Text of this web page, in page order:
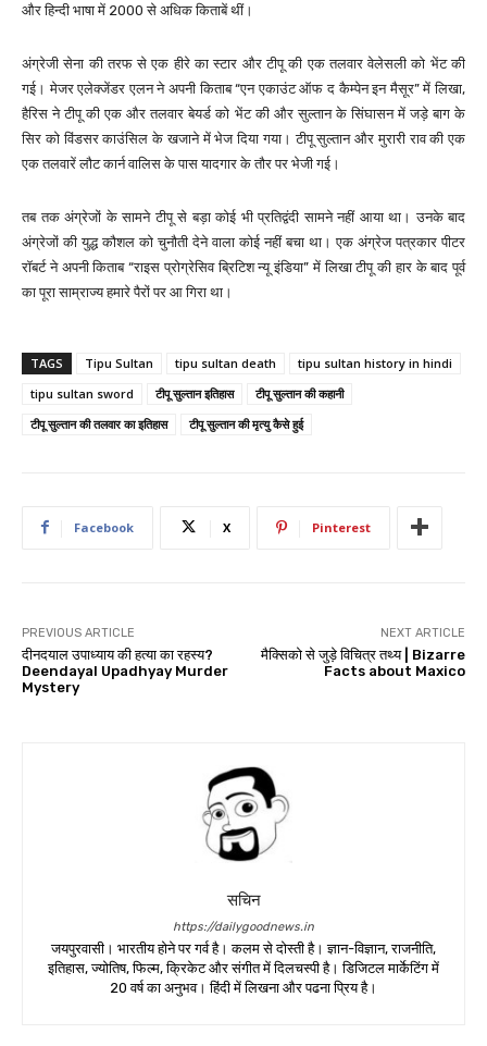
और हिन्दी भाषा में 2000 से अधिक किताबें थीं।
अंग्रेजी सेना की तरफ से एक हीरे का स्टार और टीपू की एक तलवार वेलेसली को भेंट की
गई। मेजर एलेक्जेंडर एलन ने अपनी किताब “एन एकाउंट ऑफ द कैम्पेन इन मैसूर” में लिखा,
हैरिस ने टीपू की एक और तलवार बेयर्ड को भेंट की और सुल्तान के सिंघासन में जड़े बाग के
सिर को विंडसर काउंसिल के खजाने में भेज दिया गया। टीपू सुल्तान और मुरारी राव की एक
एक तलवारें लौट कार्न वालिस के पास यादगार के तौर पर भेजी गई।
तब तक अंग्रेजों के सामने टीपू से बड़ा कोई भी प्रतिद्वंदी सामने नहीं आया था। उनके बाद
अंग्रेजों की युद्ध कौशल को चुनौती देने वाला कोई नहीं बचा था। एक अंग्रेज पत्रकार पीटर
रॉबर्ट ने अपनी किताब “राइस प्रोग्रेसिव ब्रिटिश न्यू इंडिया” में लिखा टीपू की हार के बाद पूर्व
का पूरा साम्राज्य हमारे पैरों पर आ गिरा था।
TAGS Tipu Sultan tipu sultan death
tipu sultan history in hindi
tipu sultan sword
टीपू सुल्तान इतिहास
टीपू सुल्तान की कहानी
टीपू सुल्तान की तलवार का इतिहास
टीपू सुल्तान की मृत्यु कैसे हुई
Facebook X Pinterest
PREVIOUS ARTICLE
दीनदयाल उपाध्याय की हत्या का रहस्य?
Deendayal Upadhyay Murder
Mystery
NEXT ARTICLE
मैक्सिको से जुड़े विचित्र तथ्य | Bizarre
Facts about Maxico
सचिन
https://dailygoodnews.in
जयपुरवासी। भारतीय होने पर गर्व है। कलम से दोस्ती है। ज्ञान-विज्ञान, राजनीति,
इतिहास, ज्योतिष, फिल्म, क्रिकेट और संगीत में दिलचस्पी है। डिजिटल मार्केटिंग में
20 वर्ष का अनुभव। हिंदी में लिखना और पढना प्रिय है।